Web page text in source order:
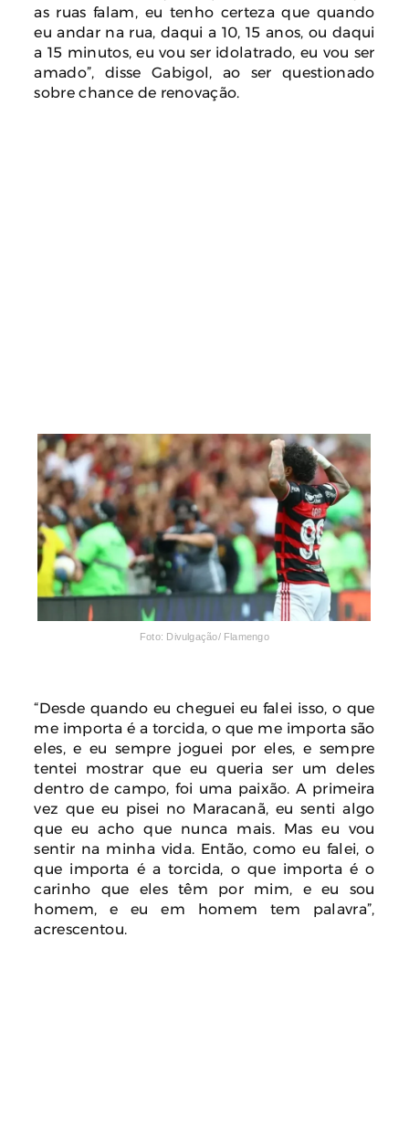
as ruas falam, eu tenho certeza que quando
eu andar na rua, daqui a 10, 15 anos, ou daqui
a 15 minutos, eu vou ser idolatrado, eu vou ser
amado”, disse Gabigol, ao ser questionado
sobre chance de renovação.
Foto: Divulgação/ Flamengo
“Desde quando eu cheguei eu falei isso, o que
me importa é a torcida, o que me importa são
eles, e eu sempre joguei por eles, e sempre
tentei mostrar que eu queria ser um deles
dentro de campo, foi uma paixão. A primeira
vez que eu pisei no Maracanã, eu senti algo
que eu acho que nunca mais. Mas eu vou
sentir na minha vida. Então, como eu falei, o
que importa é a torcida, o que importa é o
carinho que eles têm por mim, e eu sou
homem, e eu em homem tem palavra”,
acrescentou.